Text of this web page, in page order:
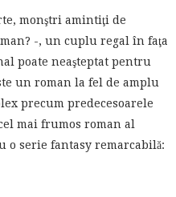
monştri amintiţi de
-, un cuplu regal în faţa
poate neaşteptat pentru
un roman la fel de amplu
precum predecesoarele
mai frumos roman al
o serie fantasy remarcabilă: